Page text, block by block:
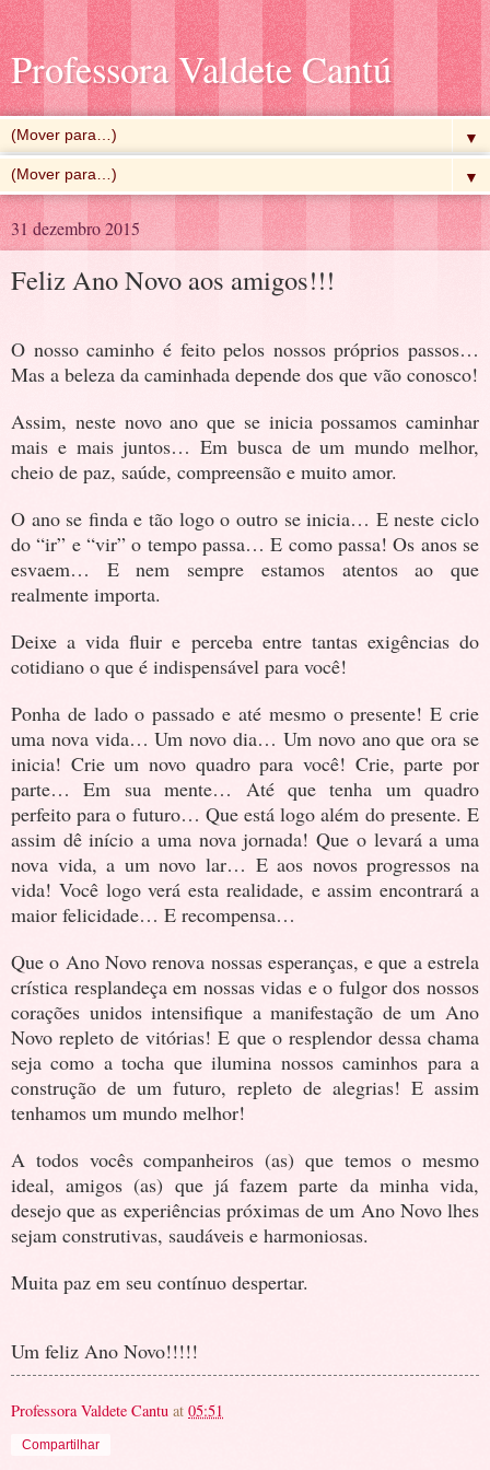
Professora Valdete Cantú
▼
▼
31 dezembro 2015
Feliz Ano Novo aos amigos!!!
O nosso caminho é feito pelos nossos próprios passos…
Mas a beleza da caminhada depende dos que vão conosco!
Assim, neste novo ano que se inicia possamos caminhar
mais e mais juntos… Em busca de um mundo melhor,
cheio de paz, saúde, compreensão e muito amor.
O ano se finda e tão logo o outro se inicia… E neste ciclo
do “ir” e “vir” o tempo passa… E como passa! Os anos se
esvaem… E nem sempre estamos atentos ao que
realmente importa.
Deixe a vida fluir e perceba entre tantas exigências do
cotidiano o que é indispensável para você!
Ponha de lado o passado e até mesmo o presente! E crie
uma nova vida… Um novo dia… Um novo ano que ora se
inicia! Crie um novo quadro para você! Crie, parte por
parte… Em sua mente… Até que tenha um quadro
perfeito para o futuro… Que está logo além do presente. E
assim dê início a uma nova jornada! Que o levará a uma
nova vida, a um novo lar… E aos novos progressos na
vida! Você logo verá esta realidade, e assim encontrará a
maior felicidade… E recompensa…
Que o Ano Novo renova nossas esperanças, e que a estrela
crística resplandeça em nossas vidas e o fulgor dos nossos
corações unidos intensifique a manifestação de um Ano
Novo repleto de vitórias! E que o resplendor dessa chama
seja como a tocha que ilumina nossos caminhos para a
construção de um futuro, repleto de alegrias! E assim
tenhamos um mundo melhor!
A todos vocês companheiros (as) que temos o mesmo
ideal, amigos (as) que já fazem parte da minha vida,
desejo que as experiências próximas de um Ano Novo lhes
sejam construtivas, saudáveis e harmoniosas.
Muita paz em seu contínuo despertar.
Um feliz Ano Novo!!!!!
Professora Valdete Cantu at 05:51
Compartilhar